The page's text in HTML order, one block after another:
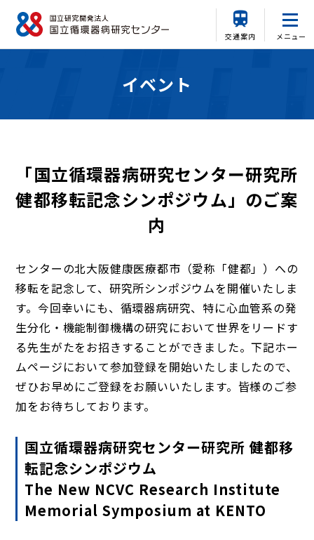
交通案内 メニュー
イベント
「国立循環器病研究センター研究所
健都移転記念シンポジウム」のご案
内
センターの北大阪健康医療都市（愛称「健都」）への
移転を記念して、研究所シンポジウムを開催いたしま
す。今回幸いにも、循環器病研究、特に心血管系の発
生分化・機能制御機構の研究において世界をリードす
る先生がたをお招きすることができました。下記ホー
ムページにおいて参加登録を開始いたしましたので、
ぜひお早めにご登録をお願いいたします。皆様のご参
加をお待ちしております。
国立循環器病研究センター研究所 健都移
転記念シンポジウム
The New NCVC Research Institute
Memorial Symposium at KENTO